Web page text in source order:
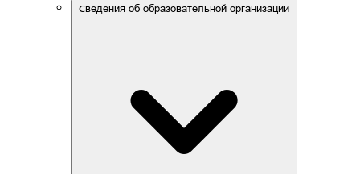
Сведения об образовательной организации